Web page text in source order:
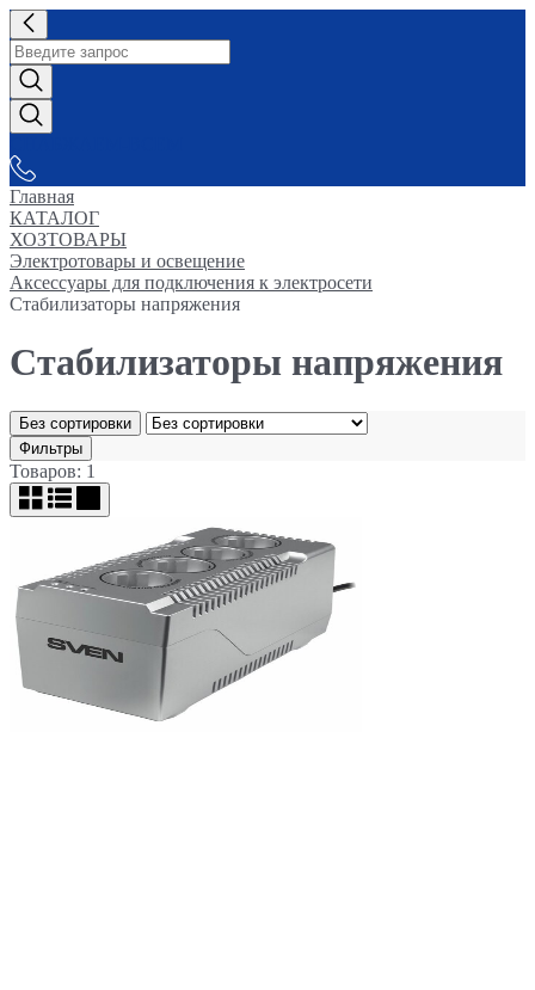
Главная
КАТАЛОГ
ХОЗТОВАРЫ
Электротовары и освещение
Аксессуары для подключения к электросети
Стабилизаторы напряжения
Стабилизаторы напряжения
Без сортировки
Фильтры
Товаров: 1